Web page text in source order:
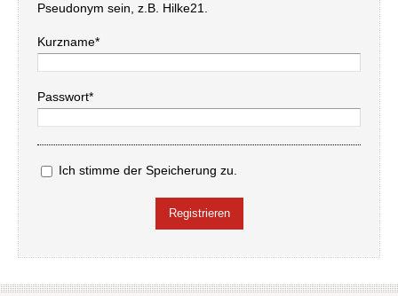
Pseudonym sein, z.B. Hilke21.
Kurzname*
Passwort*
Ich stimme der Speicherung zu.